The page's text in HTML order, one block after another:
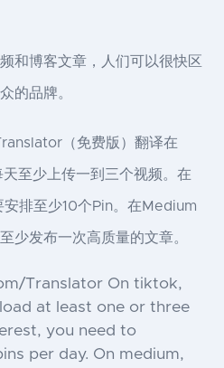
和博客文章，人们可以很快区
的品牌。
（免费版）翻译在
至少上传一到三个视频。在
排至少10个Pin。在Medium
少发布一次高质量的文章。
Translator On tiktok,
at least one or three
you need to
per day. On medium,